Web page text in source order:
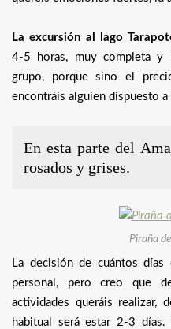
La excursión al lago
4-5 horas, muy completa y
grupo, porque sino el
encontráis alguien dispuesto a
En esta parte del
rosados y grises.
Piraña
La decisión de cuántos
personal, pero creo que
actividades queráis realizar,
habitual será estar 2-3